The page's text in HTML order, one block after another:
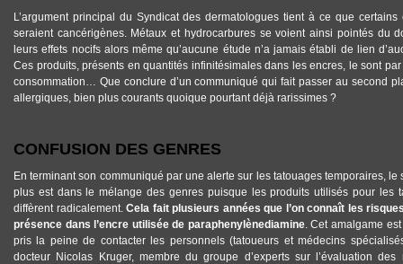
L’argument principal du Syndicat des dermatologues tient à ce que
seraient cancérigènes. Métaux et hydrocarbures se voient ainsi pointés du
leurs effets nocifs alors même qu’aucune étude n’a jamais établi de lien
Ces produits, présents en quantités infinitésimales dans les encres, le sont
consommation… Que conclure d’un communiqué qui fait passer au second
allergiques, bien plus courants quoique pourtant déjà rarissimes ?
CONFUSION DES GENRES
En terminant son communiqué par une alerte sur les tatouages temporaires,
plus est dans le mélange des genres puisque les produits utilisés pour les
diffèrent radicalement. Cela fait plusieurs années que l’on connaît les
présence dans l’encre utilisée de paraphenylènediamine. Cet amalgame
pris la peine de contacter les personnels (tatoueurs et médecins
docteur Nicolas Kruger, membre du groupe d’experts sur l’évaluation